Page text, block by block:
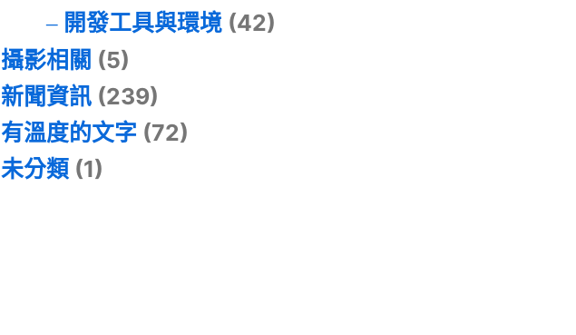
開發工具與環境(42)
攝影相關 (5)
新聞資訊 (239)
有溫度的文字 (72)
未分類 (1)